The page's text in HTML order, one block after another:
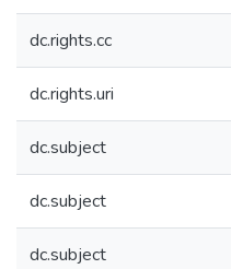
dc.rights.cc
dc.rights.uri
dc.subject
dc.subject
dc.subject